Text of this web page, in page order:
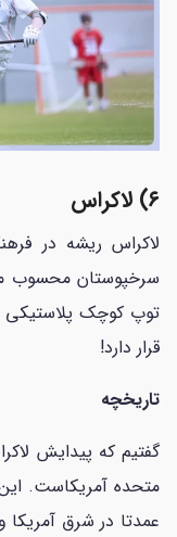
۶) لاکراس
لاکراس ریشه در
سرخپوستان محسوب
توپ کوچک پلاستیکی
قرار دارد!
تاریخچه
گفتیم که پیدایش
متحده آمریکاست.
عمدتا در شرق آمریکا